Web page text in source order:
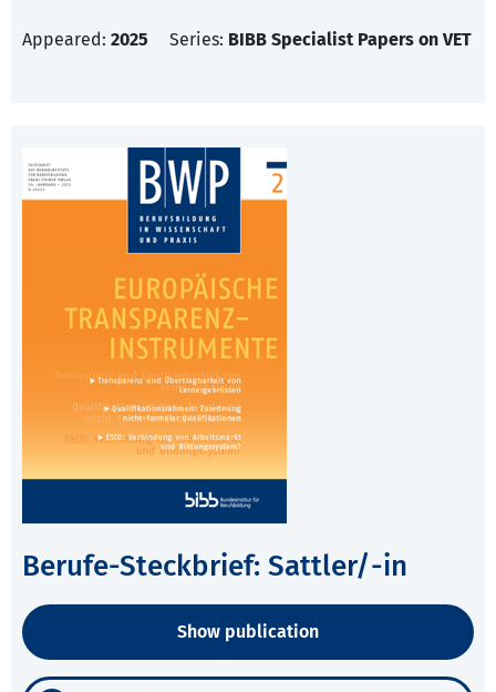
Appeared: 2025 Series: BIBB Specialist Papers on VET
Berufe-Steckbrief: Sattler/-in
Show publication